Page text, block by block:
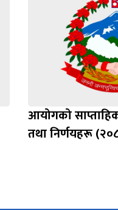
आयोगको
तथा निर्णयहरू